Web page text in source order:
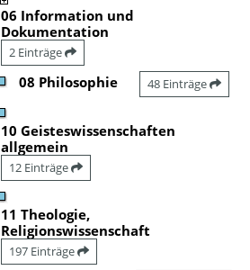
06 Information und
Dokumentation
2 Einträge
08 Philosophie 48 Einträge
10 Geisteswissenschaften
allgemein
12 Einträge
11 Theologie,
Religionswissenschaft
197 Einträge